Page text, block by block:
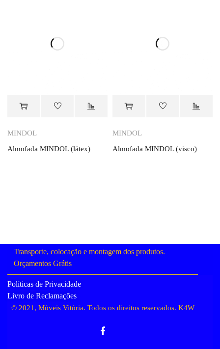
MINDOL
Almofada MINDOL (látex)
Orçamento
MINDOL
Almofada MINDOL (visco)
Orçamento
Transporte, colocação e montagem dos produtos.
Orçamentos Grátis
Políticas de Privacidade
Livro de Reclamações
© 2021, Móveis Vitória. Todos os direitos reservados. K4W